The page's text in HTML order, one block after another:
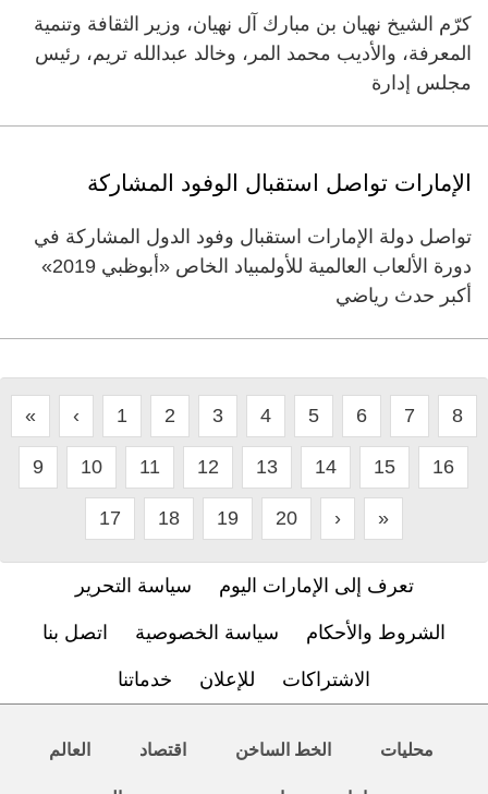
كرّم الشيخ نهيان بن مبارك آل نهيان، وزير الثقافة وتنمية
المعرفة، والأديب محمد المر، وخالد عبدالله تريم، رئيس
مجلس إدارة
الإمارات تواصل استقبال الوفود المشاركة
تواصل دولة الإمارات استقبال وفود الدول المشاركة في
دورة الألعاب العالمية للأولمبياد الخاص «أبوظبي 2019»
أكبر حدث رياضي
« ‹ 1 2 3 4 5 6 7 8
9 10 11 12 13 14 15 16
17 18 19 20 › »
تعرف إلى الإمارات اليوم سياسة التحرير
الشروط والأحكام سياسة الخصوصية اتصل بنا
الاشتراكات للإعلان خدماتنا
محليات الخط الساخن اقتصاد العالم